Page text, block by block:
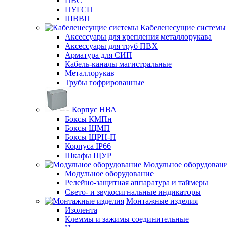
ПУГСП
ШВВП
Кабеленесущие системы
Аксессуары для крепления металлорукава
Аксессуары для труб ПВХ
Арматура для СИП
Кабель-каналы магистральные
Металлорукав
Трубы гофрированные
Корпус НВА
Боксы КМПн
Боксы ЩМП
Боксы ЩРН-П
Корпуса IP66
Шкафы ЩУР
Модульное
Модульное оборудование
Релейно-защитная аппаратура и таймеры
Свето- и звукосигнальные индикаторы
Монтажные изделия
Изолента
Клеммы и зажимы соединительные